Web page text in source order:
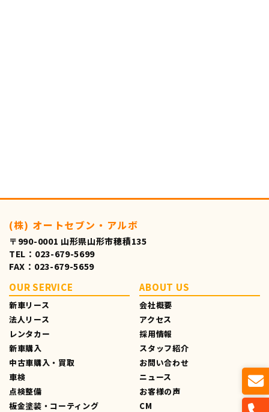
(株) オートセブン・アルボ
〒990-0001 山形県山形市穂積135
TEL：023-679-5699
FAX：023-679-5659
OUR SERVICE
新車リース
法人リース
レンタカー
新車購入
中古車購入・買取
車検
点検整備
板金塗装・コーティング
ABOUT US
会社概要
アクセス
採用情報
スタッフ紹介
お問い合わせ
ニュース
お客様の声
CM